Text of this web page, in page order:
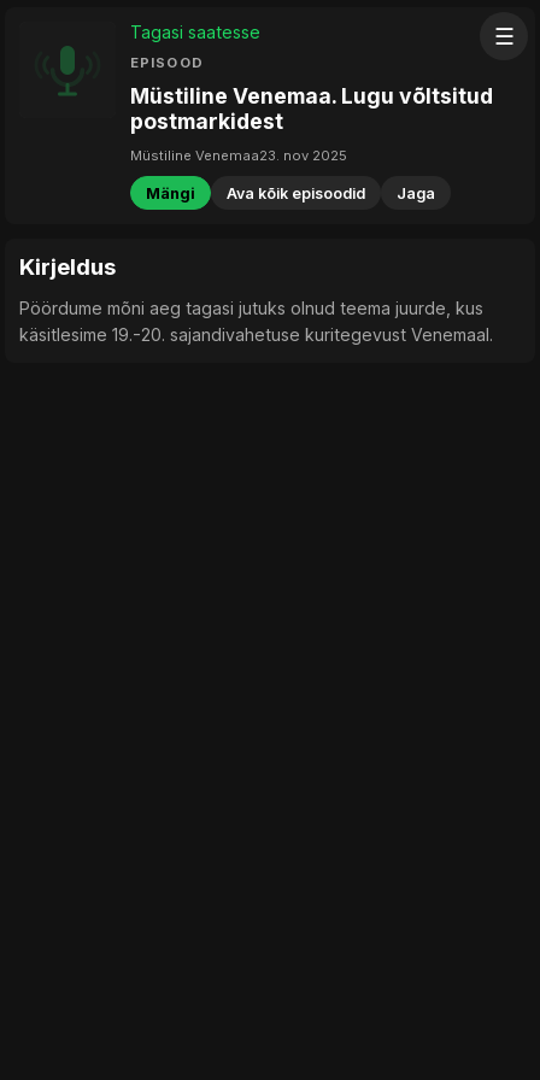
☰
Tagasi saatesse
EPISOOD
Müstiline Venemaa. Lugu võltsitud
postmarkidest
Müstiline Venemaa23. nov 2025
Mängi Ava kõik episoodid Jaga
Kirjeldus
Pöördume mõni aeg tagasi jutuks olnud teema juurde, kus
käsitlesime 19.-20. sajandivahetuse kuritegevust Venemaal.